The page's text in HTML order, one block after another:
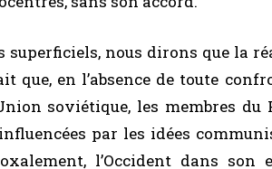
superficiels, nous dirons que la
que, en l’absence de toute
soviétique, les membres
par les idées
l’Occident dans son